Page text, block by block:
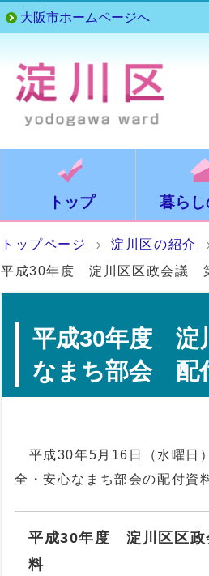
大阪市ホームページへ
トップ 暮ら
トップページ 淀川区の紹介
平成30年度 淀川区区政会議
平成30年度 淀
なまち部会 配
平成30年5月16日（水曜日
全・安心なまち部会の配付資
平成30年度 淀川区区
料